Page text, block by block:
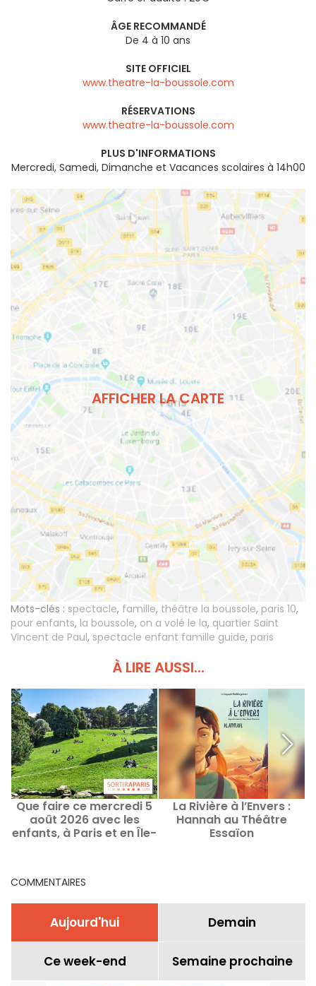
ÂGE RECOMMANDÉ
De 4 à 10 ans
SITE OFFICIEL
www.theatre-la-boussole.com
RÉSERVATIONS
www.theatre-la-boussole.com
PLUS D'INFORMATIONS
Mercredi, Samedi, Dimanche et Vacances scolaires à 14h00
AFFICHER LA CARTE
Mots-clés : spectacle, famille, théâtre la boussole, paris 10,
pour enfants, la boussole, on a volé le la, quartier Saint
Vincent de Paul, spectacle enfant famille guide, paris
À LIRE AUSSI...
Que faire ce mercredi 5
août 2026 avec les
enfants, à Paris et en Île-
La Rivière à l’Envers :
Hannah au Théâtre
Essaïon
COMMENTAIRES
Aujourd'hui Demain
Ce week-end Semaine prochaine